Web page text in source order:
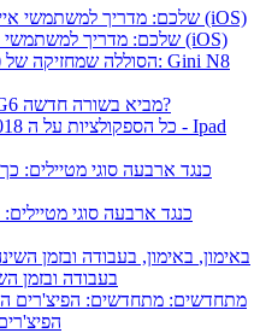
כך תחברו ותפעילו את ה-eSIM שלכם: מדריך למשתמשי אייפון (iOS)
הסוללה שמחזיקה: Gini N8
LG G6 מביא בשורה חדשה?
כל הספקולציות על ה - Ipad
כנגד ארבעה סוגי
באימון,
בעבודה ובזמן
מתחדשים: